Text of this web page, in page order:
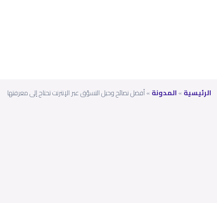
الرئيسية»المدونة»أفضل نصائح وحيل التسوّق عبر الإنترنت تحتاج إلى معرفتها